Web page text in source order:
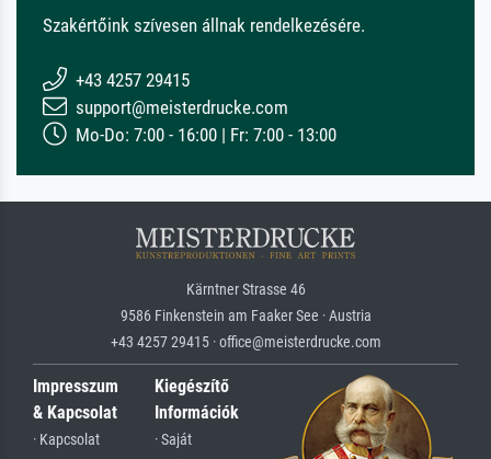
Szakértőink szívesen állnak rendelkezésére.
+43 4257 29415
support@meisterdrucke.com
Mo-Do: 7:00 - 16:00 | Fr: 7:00 - 13:00
Kärntner Strasse 46
9586 Finkenstein am Faaker See · Austria
+43 4257 29415 · office@meisterdrucke.com
Impresszum
& Kapcsolat
· Kapcsolat
Kiegészítő
Információk
· Saját